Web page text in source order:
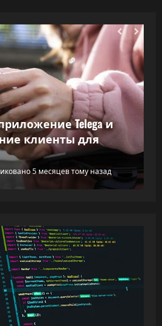
Telega и
клиенты для
5 месяцев тому назад